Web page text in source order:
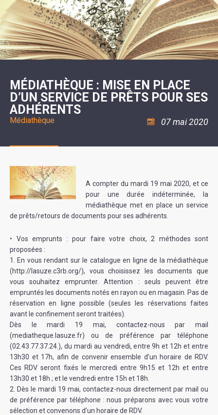
20ÈME
SIÈCLE
RÉUNIONS
DU
CONSEIL
MUNICIPAL
ARRÊTÉS
ET
DÉCISIONS
DU
MAIRE
DE
LA
MINORITÉ
LES
ÉCOLES
/
LE
COLLÈGE
ESPACE
JEUNES
11
ANS
ASSOCIATION
COULÉE
DOUCE
ENVIRONNEMENT
L'EAU
ET
L'ASSAINISSEMENT
LA
RÉSIDENCE
AUTONOMIE
LA
POLICE
MUNICIPALE
SÉCURITÉ
RISQUES
SANTÉ/COMMERCES/ARTISANS
DE
MUSIQUE
L'ÉCOLE
COMMUNAUTAIRE
DE
DANSE
LA
PISCINE
ASSOCIATIONS
VOIE
VERTE
VISITES
ET
DÉCOUVERTES
LES
RANDONNÉES
LE
CAMPING-
CARS
TENTES
ET
CARAVANES
LA
HALTE
À
MÉDIATHÈQUE : MISE EN PLACE
D’UN SERVICE DE PRÊTS POUR SES
ADHÉRENTS
Médiathèque 07 mai 2020
A compter du mardi 19 mai 2020, et ce
pour une durée indéterminée, la
médiathèque met en place un service
de prêts/retours de documents pour ses adhérents.
• Vos emprunts : pour faire votre choix, 2 méthodes sont
proposées :
1. En vous rendant sur le catalogue en ligne de la médiathèque
(http://lasuze.c3rb.org/), vous choisissez les documents que
vous souhaitez emprunter. Attention : seuls peuvent être
empruntés les documents notés en rayon ou en magasin. Pas de
réservation en ligne possible (seules les réservations faites
avant le confinement seront traitées).
Dès le mardi 19 mai, contactez-nous par mail
(mediatheque.lasuze.fr) ou de préférence par téléphone
(02.43.77.37.24.), du mardi au vendredi, entre 9h et 12h et entre
13h30 et 17h, afin de convenir ensemble d’un horaire de RDV.
Ces RDV seront fixés le mercredi entre 9h15 et 12h et entre
13h30 et 18h ; et le vendredi entre 15h et 18h.
2. Dès le mardi 19 mai, contactez-nous directement par mail ou
de préférence par téléphone : nous préparons avec vous votre
sélection et convenons d’un horaire de RDV.